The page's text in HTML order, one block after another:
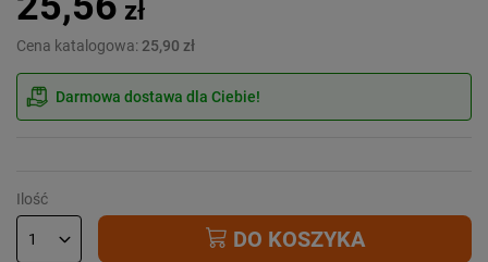
zł
Cena katalogowa: 25,90 zł
Darmowa dostawa dla Ciebie!
Ilość
DO KOSZYKA